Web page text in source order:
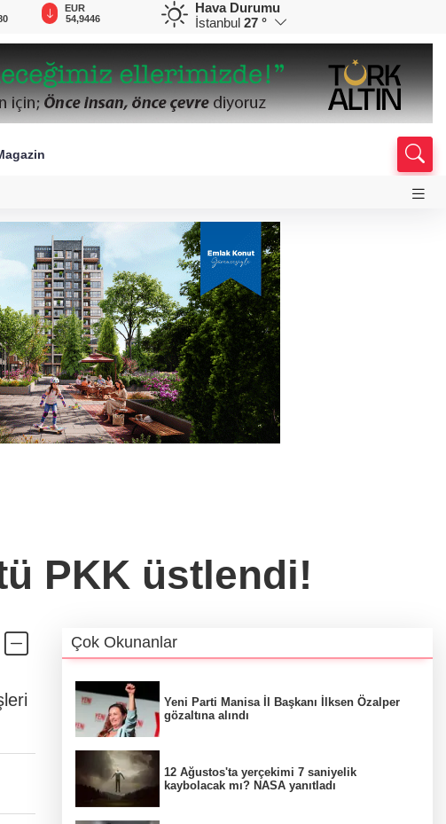
EUR
54,9446
GBP
64,1488
CHF
58,5560
Hava Durumu
İstanbul 27 °
PKK üstlendi!
Çok Okunanlar
Yeni Parti Manisa İl Başkanı İlksen Özalper
gözaltına alındı
12 Ağustos'ta yerçekimi 7 saniyelik
kaybolacak mı? NASA yanıtladı